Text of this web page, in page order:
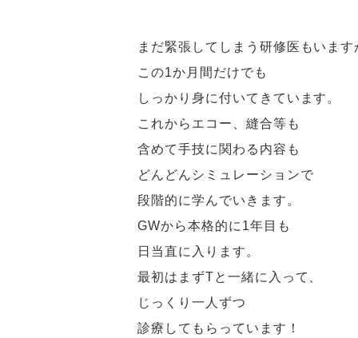
まだ緊張してしまう研修医もいます
この1か月間だけでも
しっかり身に付いてきています。
これからエコー、縫合等も
含めて手技に関わる内容も
どんどんシミュレーションで
段階的に学んでいきます。
GWから本格的に1年目も
日当直に入ります。
最初はまずTと一緒に入って、
じっくり一人ずつ
診療してもらっています！